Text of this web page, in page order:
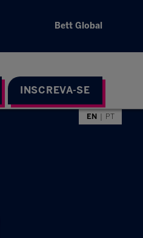
Bett Global
INSCREVA-SE
EN PT